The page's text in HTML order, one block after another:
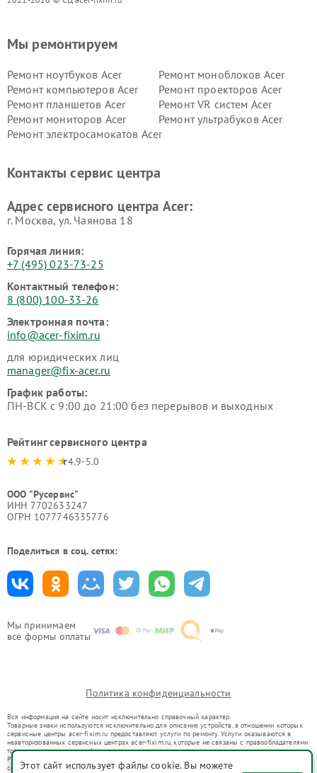
Мы принимаем
все формы оплаты
Мы ремонтируем
Ремонт ноутбуков Acer
Ремонт моноблоков Acer
Ремонт компьютеров Acer
Ремонт проекторов Acer
Ремонт планшетов Acer
Ремонт VR систем Acer
Ремонт мониторов Acer
Ремонт ультрабуков Acer
Ремонт электросамокатов Acer
Контакты сервис центра
Адрес сервисного центра Acer:
г. Москва, ул. Чаянова 18
Горячая линия:
+7 (495) 023-73-25
Контактный телефон:
8 (800) 100-33-26
Электронная почта:
info@acer-fixim.ru
для юридических лиц
manager@fix-acer.ru
График работы:
ПН-ВСК с 9:00 до 21:00 без перерывов и выходных
Рейтинг сервисного центра
4.9-5.0
ООО "Русервис"
ИНН 7702633247
ОГРН 1077746335776
Поделиться в соц. сетях:
Политика конфиденциальности
Вся информация на сайте носит исключительно справочный характер.
Товарные знаки используются исключительно для описания устройств, в отношении которых
сервисные центры acer-fixim.ru предоставляют услуги по ремонту. Услуги оказываются в
неавторизованных сервисных центрах acer-fixim.ru, которые не связаны с правообладателями
товарных знаков или их официальными представителями.
Ремонт осуществляется для устройств, уже введенных в гражданский оборот в соответствии
со статьей 1487 ГК РФ.
Этот сайт использует файлы cookie. Вы можете